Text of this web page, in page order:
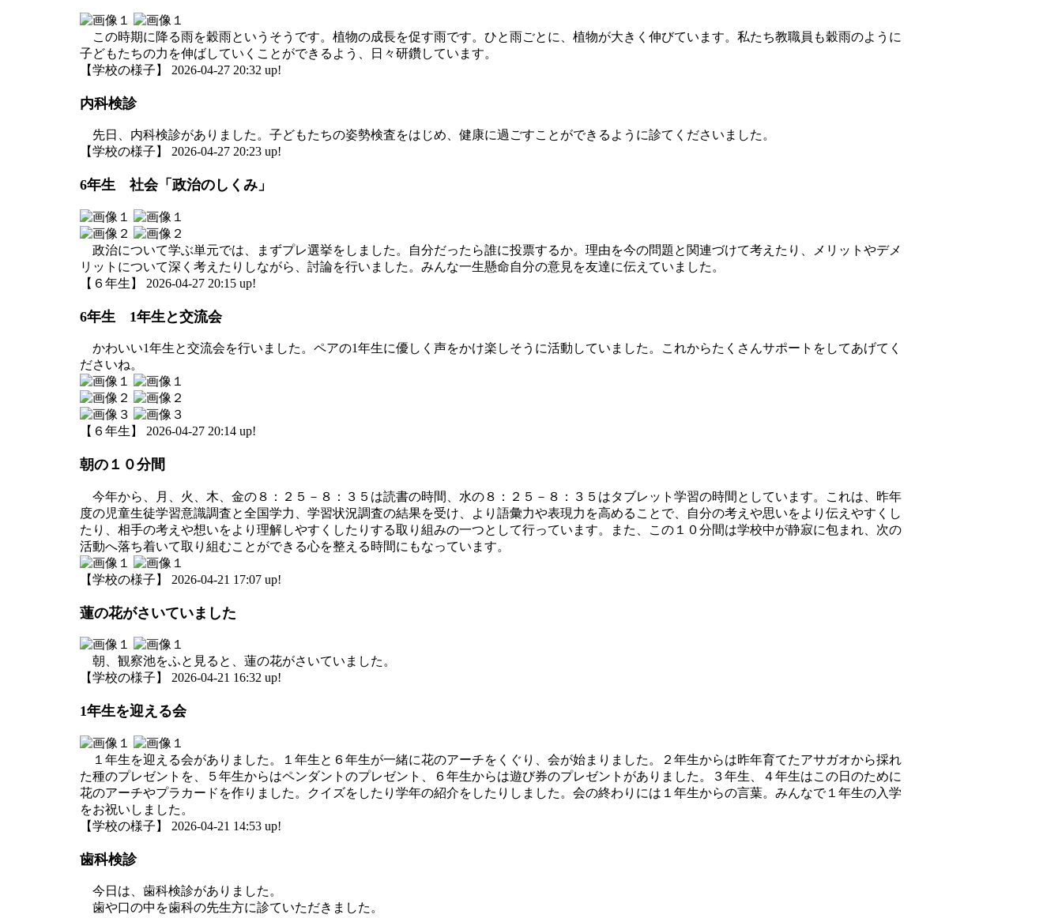
この時期に降る雨を穀雨というそうです。植物の成長を促す雨です。ひと雨ごとに、植物が大きく伸びています。私たち教職員も穀雨のように
子どもたちの力を伸ばしていくことができるよう、日々研鑽しています。
【学校の様子】 2026-04-27 20:32 up!
内科検診
先日、内科検診がありました。子どもたちの姿勢検査をはじめ、健康に過ごすことができるように診てくださいました。
【学校の様子】 2026-04-27 20:23 up!
6年生 社会「政治のしくみ」
政治について学ぶ単元では、まずプレ選挙をしました。自分だったら誰に投票するか。理由を今の問題と関連づけて考えたり、メリットやデメ
リットについて深く考えたりしながら、討論を行いました。みんな一生懸命自分の意見を友達に伝えていました。
【６年生】 2026-04-27 20:15 up!
6年生 1年生と交流会
かわいい1年生と交流会を行いました。ペアの1年生に優しく声をかけ楽しそうに活動していました。これからたくさんサポートをしてあげてく
ださいね。
【６年生】 2026-04-27 20:14 up!
朝の１０分間
今年から、月、火、木、金の８：２５－８：３５は読書の時間、水の８：２５－８：３５はタブレット学習の時間としています。これは、昨年
度の児童生徒学習意識調査と全国学力、学習状況調査の結果を受け、より語彙力や表現力を高めることで、自分の考えや思いをより伝えやすくし
たり、相手の考えや想いをより理解しやすくしたりする取り組みの一つとして行っています。また、この１０分間は学校中が静寂に包まれ、次の
活動へ落ち着いて取り組むことができる心を整える時間にもなっています。
【学校の様子】 2026-04-21 17:07 up!
蓮の花がさいていました
朝、観察池をふと見ると、蓮の花がさいていました。
【学校の様子】 2026-04-21 16:32 up!
1年生を迎える会
１年生を迎える会がありました。１年生と６年生が一緒に花のアーチをくぐり、会が始まりました。２年生からは昨年育てたアサガオから採れ
た種のプレゼントを、５年生からはペンダントのプレゼント、６年生からは遊び券のプレゼントがありました。３年生、４年生はこの日のために
花のアーチやプラカードを作りました。クイズをしたり学年の紹介をしたりしました。会の終わりには１年生からの言葉。みんなで１年生の入学
をお祝いしました。
【学校の様子】 2026-04-21 14:53 up!
歯科検診
今日は、歯科検診がありました。
歯や口の中を歯科の先生方に診ていただきました。